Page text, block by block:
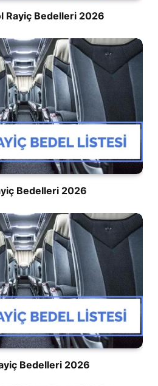
Rayiç Bedelleri 2026
Bedelleri 2026
Bedelleri 2026